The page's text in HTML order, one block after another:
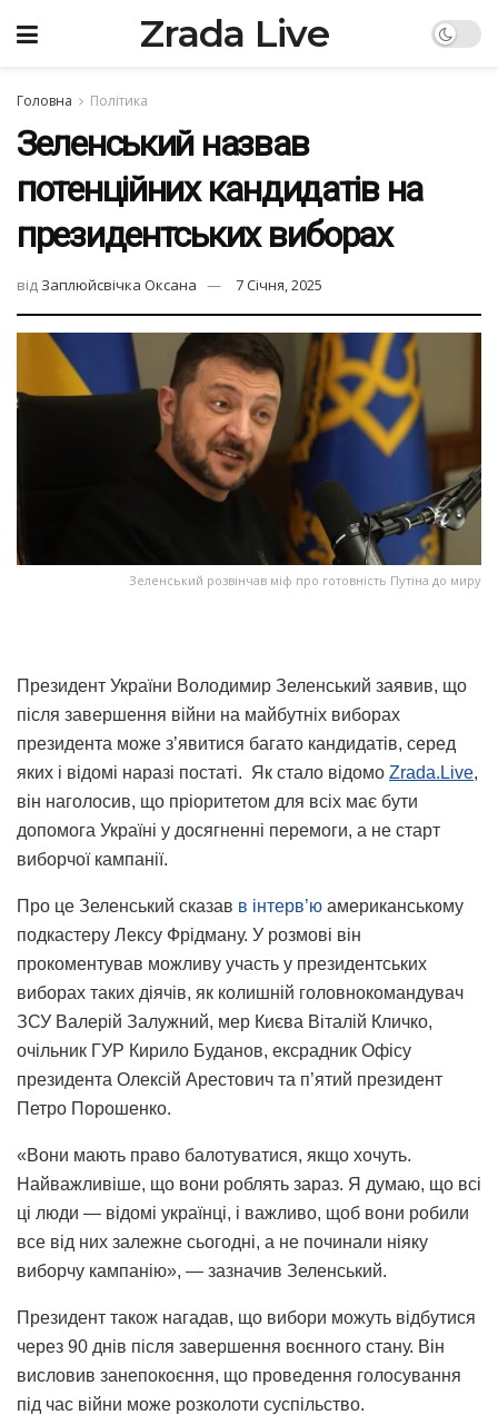
Zrada Live
Головна Політика
Зеленський назвав
потенційних кандидатів на
президентських виборах
від Заплюйсвічка Оксана 7 Січня, 2025
Зеленський розвінчав міф про готовність Путіна до миру
Президент України Володимир Зеленський заявив, що
після завершення війни на майбутніх виборах
президента може з’явитися багато кандидатів, серед
яких і відомі наразі постаті. Як стало відомо Zrada.Live,
він наголосив, що пріоритетом для всіх має бути
допомога Україні у досягненні перемоги, а не старт
виборчої кампанії.
Про це Зеленський сказав в інтерв’ю американському
подкастеру Лексу Фрідману. У розмові він
прокоментував можливу участь у президентських
виборах таких діячів, як колишній головнокомандувач
ЗСУ Валерій Залужний, мер Києва Віталій Кличко,
очільник ГУР Кирило Буданов, ексрадник Офісу
президента Олексій Арестович та п’ятий президент
Петро Порошенко.
«Вони мають право балотуватися, якщо хочуть.
Найважливіше, що вони роблять зараз. Я думаю, що всі
ці люди — відомі українці, і важливо, щоб вони робили
все від них залежне сьогодні, а не починали ніяку
виборчу кампанію», — зазначив Зеленський.
Президент також нагадав, що вибори можуть відбутися
через 90 днів після завершення воєнного стану. Він
висловив занепокоєння, що проведення голосування
під час війни може розколоти суспільство.